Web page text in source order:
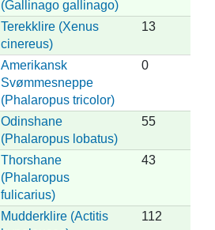
(Gallinago gallinago)
Terekklire (Xenus
cinereus)
13
Amerikansk
Svømmesneppe
(Phalaropus tricolor)
0
Odinshane
(Phalaropus lobatus)
55
Thorshane
(Phalaropus
fulicarius)
43
Mudderklire (Actitis
112